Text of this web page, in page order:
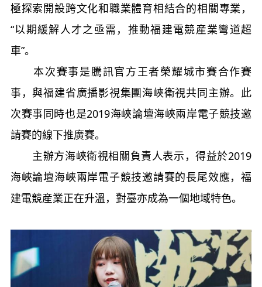
極探索開設跨文化和職業體育相結合的相關專業，
“以期緩解人才之亟需，推動福建電競産業彎道超
車”。
本次賽事是騰訊官方王者榮耀城市賽合作賽
事，與福建省廣播影視集團海峽衛視共同主辦。此
次賽事同時也是2019海峽論壇海峽兩岸電子競技邀
請賽的線下推廣賽。
主辦方海峽衛視相關負責人表示，得益於2019
海峽論壇海峽兩岸電子競技邀請賽的長尾效應，福
建電競産業正在升溫，對臺亦成為一個地域特色。